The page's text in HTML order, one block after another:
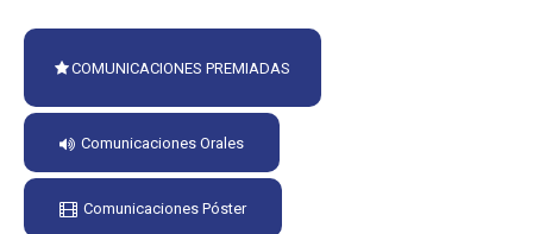
COMUNICACIONES PREMIADAS
Comunicaciones Orales
Comunicaciones Póster